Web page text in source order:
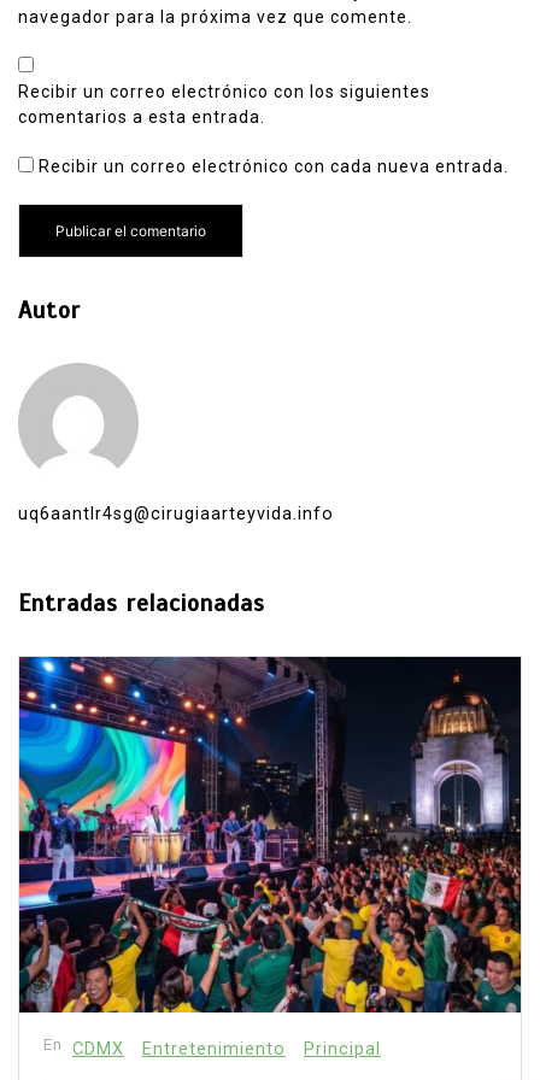
navegador para la próxima vez que comente.
Recibir un correo electrónico con los siguientes
comentarios a esta entrada.
Recibir un correo electrónico con cada nueva entrada.
Autor
uq6aantlr4sg@cirugiaarteyvida.info
Entradas relacionadas
En CDMX Experiencia gourmet Principal